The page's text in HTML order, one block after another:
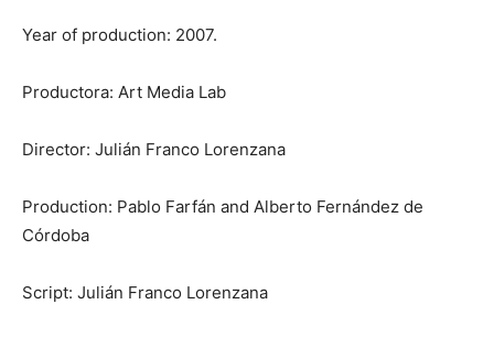
Year of production: 2007.
Productora: Art Media Lab
Director: Julián Franco Lorenzana
Production: Pablo Farfán and Alberto Fernández de
Córdoba
Script: Julián Franco Lorenzana